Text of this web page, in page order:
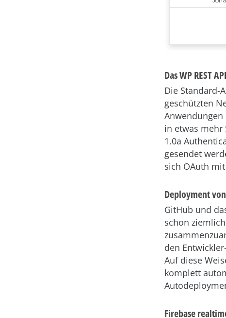
Das WP REST
Die Standard-
geschützten
in etwas mehr
1.0a
gesendet
sich OAuth mit
Deployment
GitHub und
schon
den
Auf diese
komplett
Firebase